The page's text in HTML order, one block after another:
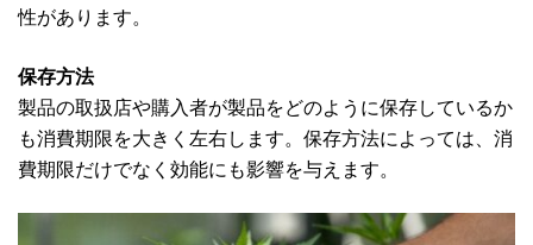
性があります。
保存方法
製品の取扱店や購入者が製品をどのように保存しているか
も消費期限を大きく左右します。保存方法によっては、消
費期限だけでなく効能にも影響を与えます。